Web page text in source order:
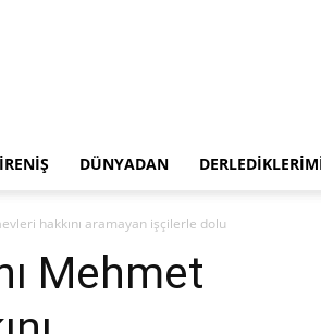
DÜNYADAN
hakkını aramayan işçilerle dolu
Mehmet